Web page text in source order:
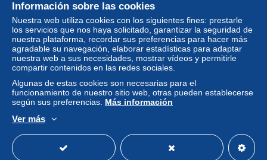
Información sobre las cookies
Nuestra web utiliza cookies con los siguientes fines: prestarle
los servicios que nos haya solicitado, garantizar la seguridad de
nuestra plataforma, recordar sus preferencias para hacer más
agradable su navegación, elaborar estadísticas para adaptar
nuestra web a sus necesidades, mostrar vídeos y permitirle
compartir contenidos en las redes sociales.
Algunas de estas cookies son necesarias para el
funcionamiento de nuestro sitio web, otras pueden establecerse
según sus preferencias. Más información
Ver más
Comprar en Delcampe
Vender en Delcampe
Una página securizada